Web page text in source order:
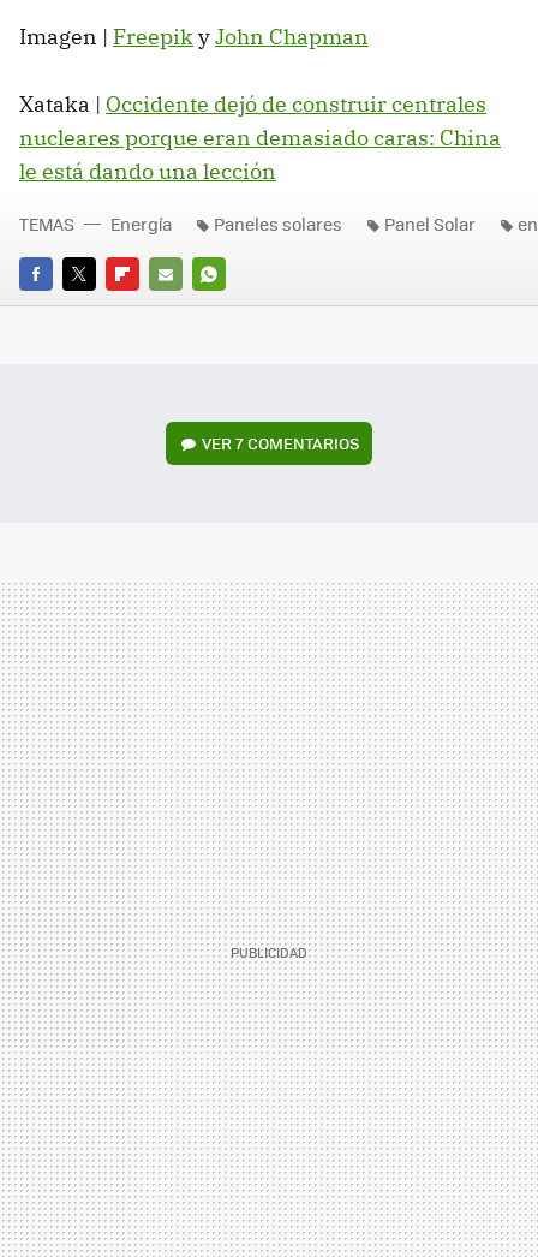
Imagen | FreepikyJohn Chapman
Xataka | Occidente dejó de construir centrales
nucleares porque eran demasiado caras: China
le está dando una lección
FACEBOOK
TWITTERFLIPBOARD
E-
WHATSAPP
TEMAS Energía Paneles solares Panel Solar
VER7 COMENTARIOS